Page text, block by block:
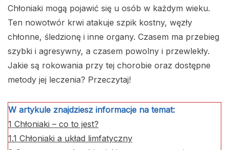
Chłoniaki mogą pojawić się u osób w każdym wieku.
Ten nowotwór krwi atakuje szpik kostny, węzły
chłonne, śledzionę i inne organy. Czasem ma przebieg
szybki i agresywny, a czasem powolny i przewlekły.
Jakie są rokowania przy tej chorobie oraz dostępne
metody jej leczenia? Przeczytaj!
W artykule znajdziesz informacje na temat:
1 Chłoniaki – co to jest?
1.1 Chłoniaki a układ limfatyczny